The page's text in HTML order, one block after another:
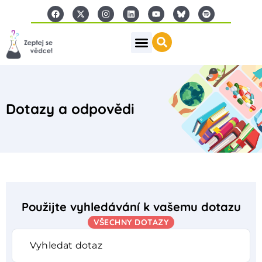
Dotazy a odpovědi
Použijte vyhledávání k vašemu dotazu
VŠECHNY DOTAZY